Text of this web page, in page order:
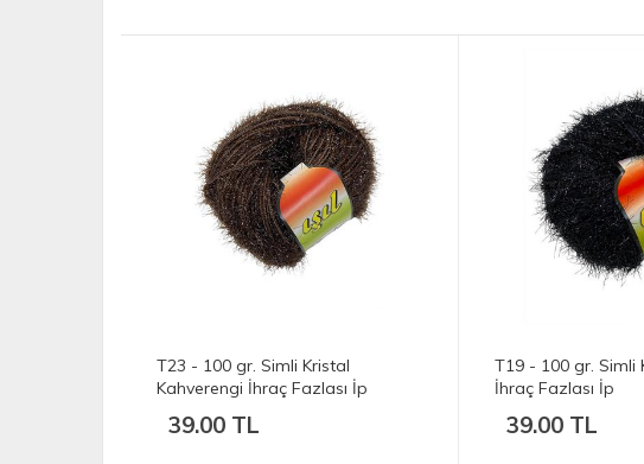
T19 - 100 gr. Simli Kristal Siyah
İhraç Fazlası İp
39.00 TL
T812 - 100
İhraç
50.00 TL